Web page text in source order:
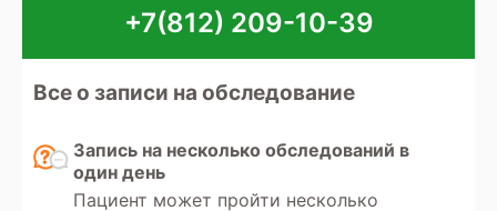
+7(812) 209-10-39
Все о записи на обследование
Запись на несколько обследований в
один день
Пациент может пройти несколько